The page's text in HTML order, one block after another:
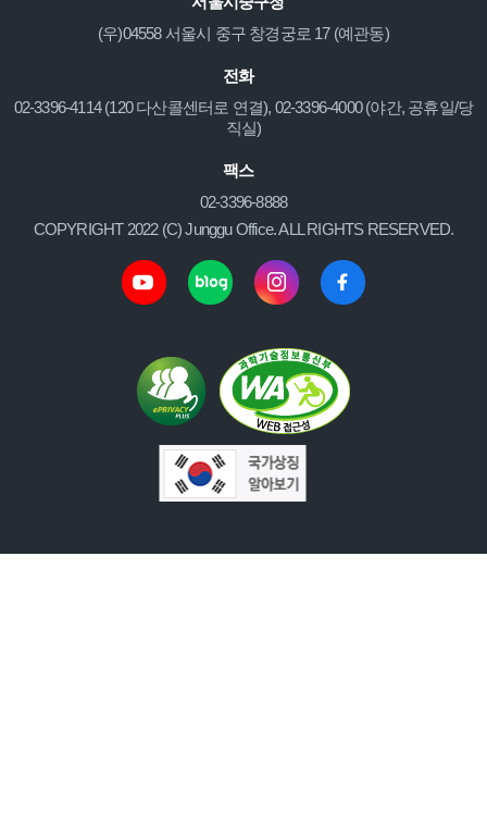
(우)04558 서울시 중구 창경궁로 17 (예관동)
전화
02-3396-4114 (120 다산콜센터로 연결), 02-3396-4000 (야간, 공휴일/당
직실)
팩스
02-3396-8888
COPYRIGHT 2022 (C) Junggu Office. ALL RIGHTS RESERVED.